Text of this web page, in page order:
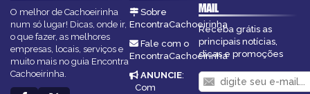
O melhor de Cachoeirinha
num só lugar! Dicas, onde ir,
o que fazer, as melhores
empresas, locais, serviços e
muito mais no guia Encontra
Cachoeirinha.
Sobre
EncontraCachoeirinha
Fale com o
EncontraCachoeirinha
ANUNCIE:
Com
MAIL
Receba grátis as
principais notícias,
dicas e promoções